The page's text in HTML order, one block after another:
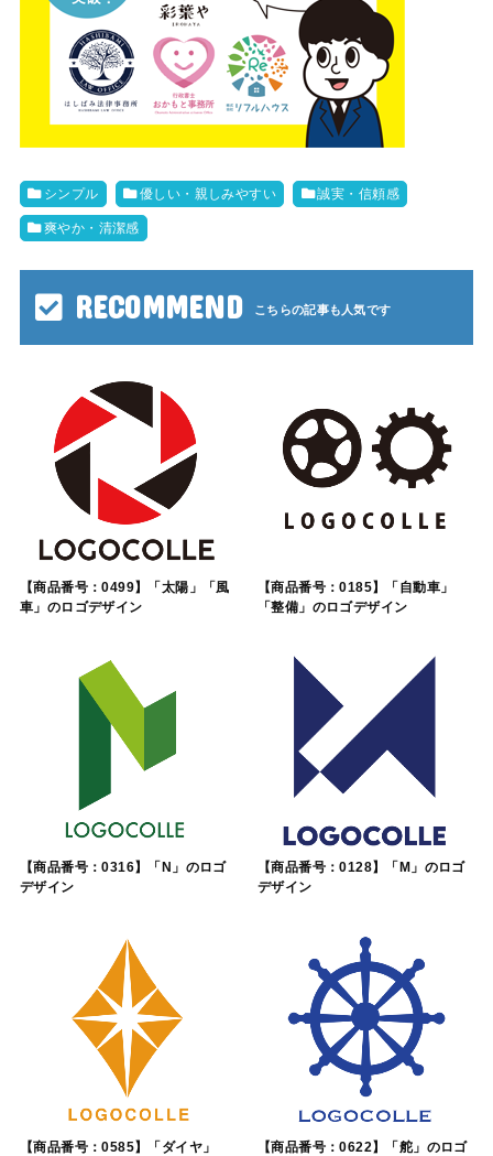
シンプル 優しい・親しみやすい 誠実・信頼感
爽やか・清潔感
RECOMMEND
【商品番号：0499】「太陽」「風
車」のロゴデザイン
【商品番号：0185】「自動車」
「整備」のロゴデザイン
【商品番号：0316】「N」のロゴ
デザイン
【商品番号：0128】「M」のロゴ
デザイン
【商品番号：0585】「ダイヤ」
【商品番号：0622】「舵」のロゴ